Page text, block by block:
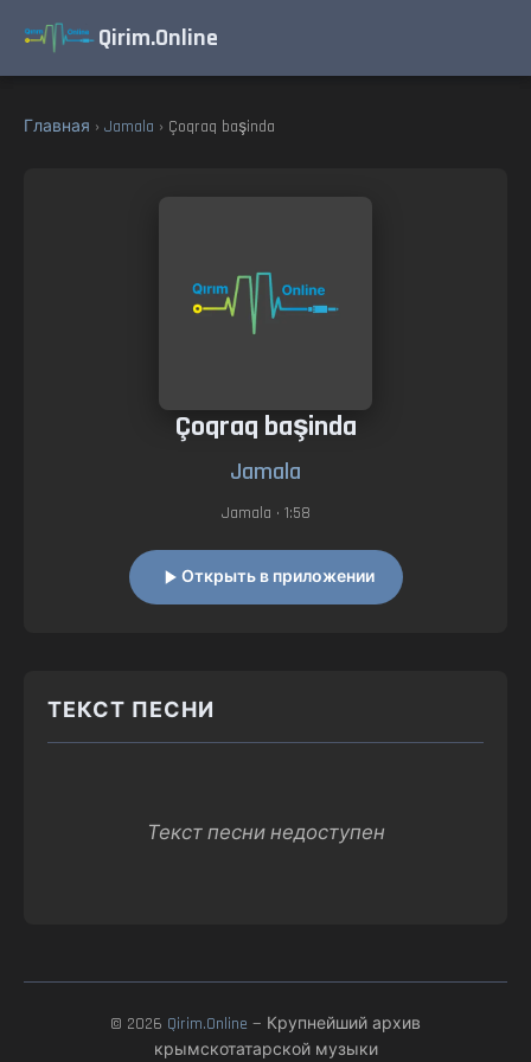
Qirim.Online
Главная › Jamala › Çoqraq başinda
Çoqraq başinda
Jamala
Jamala • 1:58
Открыть в приложении
ТЕКСТ ПЕСНИ
Текст песни недоступен
© 2026 Qirim.Online — Крупнейший архив
крымскотатарской музыки